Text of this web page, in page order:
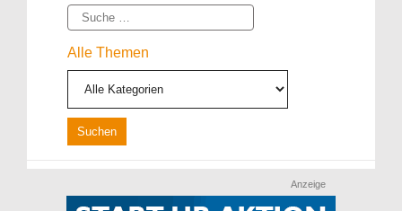
Suche
Alle Themen
Anzeige